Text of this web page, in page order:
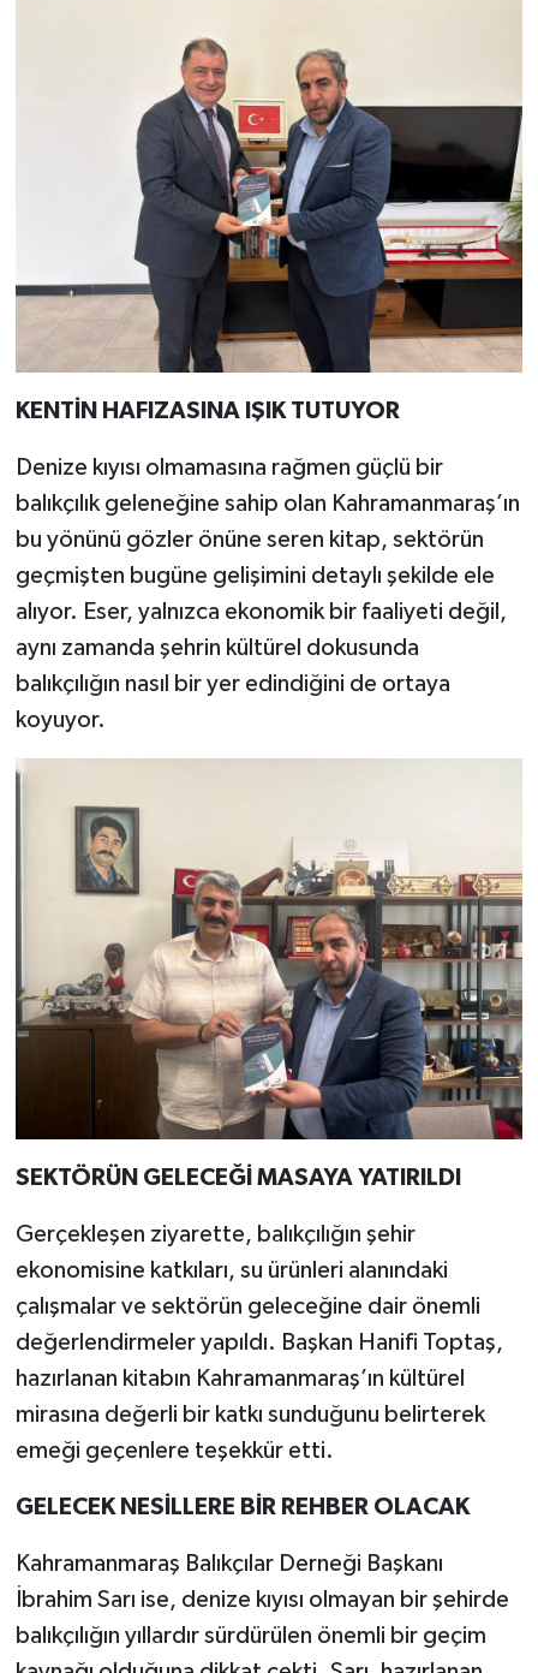
KENTİN HAFIZASINA IŞIK TUTUYOR
Denize kıyısı olmamasına rağmen güçlü bir
balıkçılık geleneğine sahip olan Kahramanmaraş’ın
bu yönünü gözler önüne seren kitap, sektörün
geçmişten bugüne gelişimini detaylı şekilde ele
alıyor. Eser, yalnızca ekonomik bir faaliyeti değil,
aynı zamanda şehrin kültürel dokusunda
balıkçılığın nasıl bir yer edindiğini de ortaya
koyuyor.
SEKTÖRÜN GELECEĞİ MASAYA YATIRILDI
Gerçekleşen ziyarette, balıkçılığın şehir
ekonomisine katkıları, su ürünleri alanındaki
çalışmalar ve sektörün geleceğine dair önemli
değerlendirmeler yapıldı. Başkan Hanifi Toptaş,
hazırlanan kitabın Kahramanmaraş’ın kültürel
mirasına değerli bir katkı sunduğunu belirterek
emeği geçenlere teşekkür etti.
GELECEK NESİLLERE BİR REHBER OLACAK
Kahramanmaraş Balıkçılar Derneği Başkanı
İbrahim Sarı ise, denize kıyısı olmayan bir şehirde
balıkçılığın yıllardır sürdürülen önemli bir geçim